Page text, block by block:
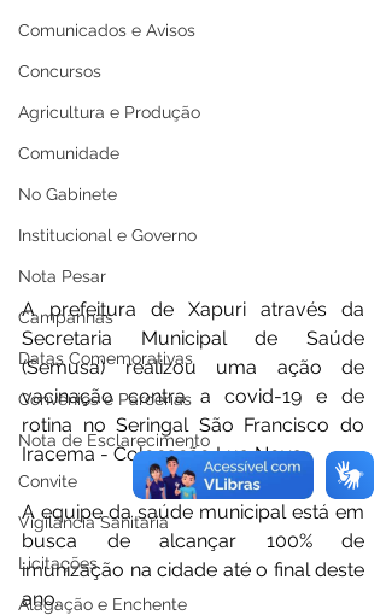
Comunicados e Avisos
Concursos
Agricultura e Produção
Comunidade
No Gabinete
Institucional e Governo
Nota Pesar
Campanhas
Datas Comemorativas
Convênios e Parcerias
Nota de Esclarecimento
Convite
Vigilância Sanitária
Licitações
Alagação e Enchente
A prefeitura de Xapuri através da
Secretaria Municipal de Saúde
(Semusa) realizou uma ação de
vacinação contra a covid-19 e de
rotina no Seringal São Francisco do
Iracema - Colocação Lua Nova.
A equipe da saúde municipal está em
busca de alcançar 100% de
imunização na cidade até o final deste
ano.